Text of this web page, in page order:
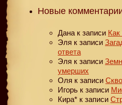
Новые
Дана к записи
Эля к записи
ответа
Эля к записи
умерших
Оля к записи
Игорь к записи
Кира* к записи